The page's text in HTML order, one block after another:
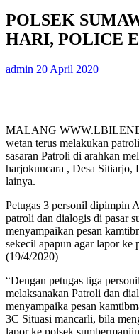
POLSEK
HARI, POLICE
admin 20 April 2020
MALANG
wetan terus melakukan
sasaran Patroli di arahkan
harjokuncara , Desa Sitiarjo,
lainya.
Petugas 3 personil
patroli dan dialogis di pasar
menyampaikan pesan
sekecil apapun agar lapor ke
(19/4/2020)
“Dengan petugas tiga
melaksanakan Patroli dan
menyampaika pesan
3C Situasi mancarli, bila
lapor ke polsek